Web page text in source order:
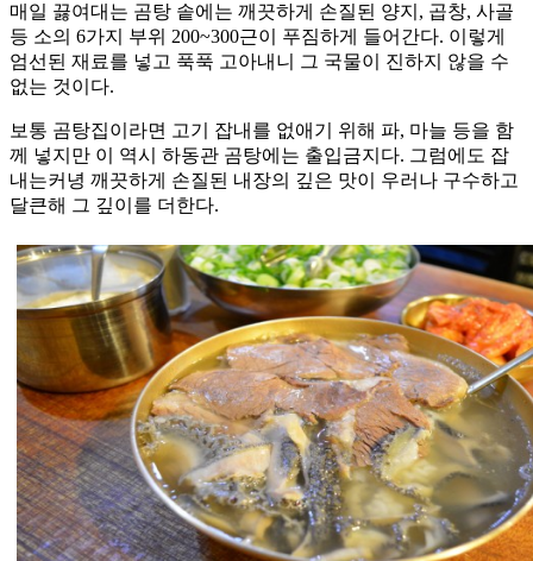
매일 끓여대는 곰탕 솥에는 깨끗하게 손질된 양지, 곱창, 사골
등 소의 6가지 부위 200~300근이 푸짐하게 들어간다. 이렇게
엄선된 재료를 넣고 푹푹 고아내니 그 국물이 진하지 않을 수
없는 것이다.
보통 곰탕집이라면 고기 잡내를 없애기 위해 파, 마늘 등을 함
께 넣지만 이 역시 하동관 곰탕에는 출입금지다. 그럼에도 잡
내는커녕 깨끗하게 손질된 내장의 깊은 맛이 우러나 구수하고
달큰해 그 깊이를 더한다.